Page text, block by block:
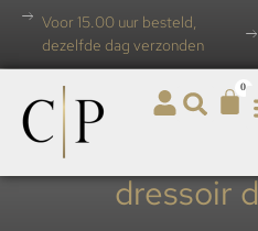
Voor 15.00 uur besteld,
dezelfde dag verzonden
0
dressoir